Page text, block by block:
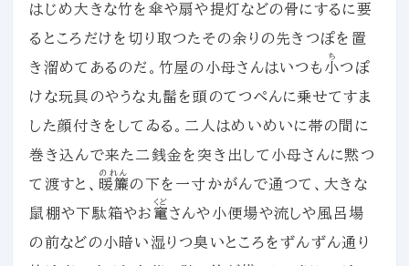
はじめ大きな竹を傘や扇や提灯などの骨にするに要
るところだけを切り取つたその余りの先きつぽを置
き溜めてあるのだ。竹屋の小母さんはいつも 小
ち
つぽ
けな玩具のやうな丸髷を頭のてつぺんに乗せてすま
した顔付きをしてゐる。二人はめいめいに帯の間に
巻き込んで来た二銭金を突き出して小母さんに黙つ
て渡すと、
暖簾
のれん
の下を一寸かがんで通つて、大きな
鼠棚や下駄箱やお竃
くど
さんや小便場や流しや風呂場
の前などの小暗い湿りつ臭いところをずんずん通り